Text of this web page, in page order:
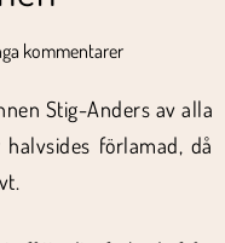
kommentarer
Stig-Anders av alla
förlamad, då